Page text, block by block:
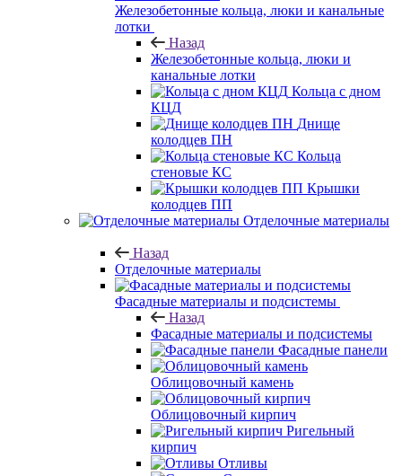
Железобетонные кольца, люки и канальные
лотки
Назад
Железобетонные кольца, люки и
канальные лотки
Кольца с дном
КЦД
Днище
колодцев ПН
Кольца
стеновые КС
Крышки
колодцев ПП
Отделочные материалы
Назад
Отделочные материалы
Фасадные материалы и подсистемы
Назад
Фасадные материалы и подсистемы
Фасадные панели
Облицовочный камень
Облицовочный кирпич
Ригельный
кирпич
Отливы